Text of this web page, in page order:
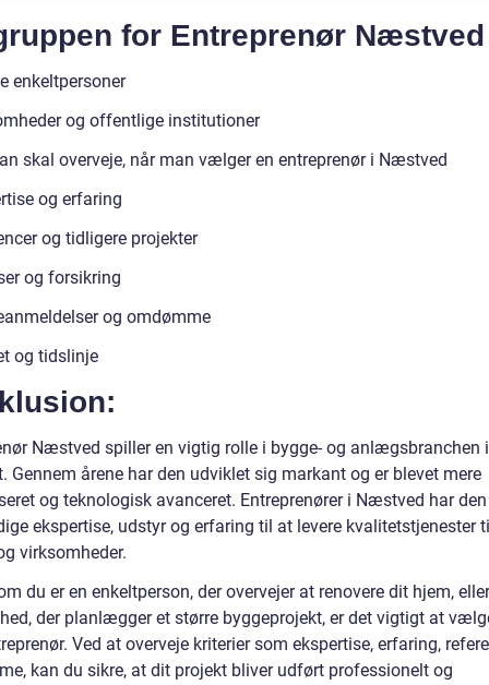
for Entreprenør Næstved
enkeltpersoner
og offentlige institutioner
skal overveje, når man vælger en entreprenør i Næstved
og erfaring
og tidligere projekter
og forsikring
og omdømme
og tidslinje
Næstved spiller en vigtig rolle i bygge- og anlægsbranchen i
Gennem årene har den udviklet sig markant og er blevet mere
og teknologisk avanceret. Entreprenører i Næstved har den
ekspertise, udstyr og erfaring til at levere kvalitetstjenester
virksomheder.
du er en enkeltperson, der overvejer at renovere dit hjem,
der planlægger et større byggeprojekt, er det vigtigt at
Ved at overveje kriterier som ekspertise, erfaring,
kan du sikre, at dit projekt bliver udført professionelt og